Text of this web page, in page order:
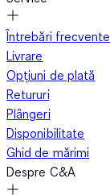
Întrebări frecvente
Livrare
Opțiuni de plată
Retururi
Plângeri
Disponibilitate
Ghid de mărimi
Despre C&A